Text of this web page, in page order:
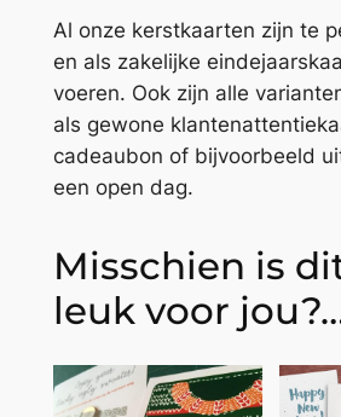
Al onze kerstkaarten zijn te
en als zakelijke
voeren. Ook zijn alle
als gewone
cadeaubon of bijvoorbeeld
een open dag.
Misschien is
leuk voor